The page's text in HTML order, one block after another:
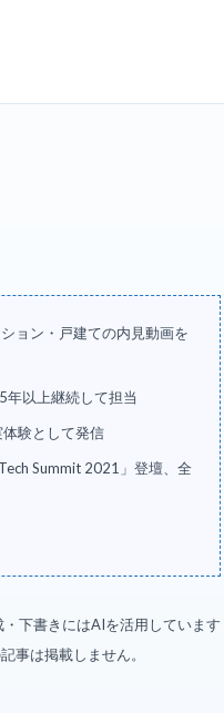
ョン・戸建ての内見動画を
年以上継続して担当
験として発信
Summit 2021」登壇、全
・下書きにはAIを活用しています
事は掲載しません。